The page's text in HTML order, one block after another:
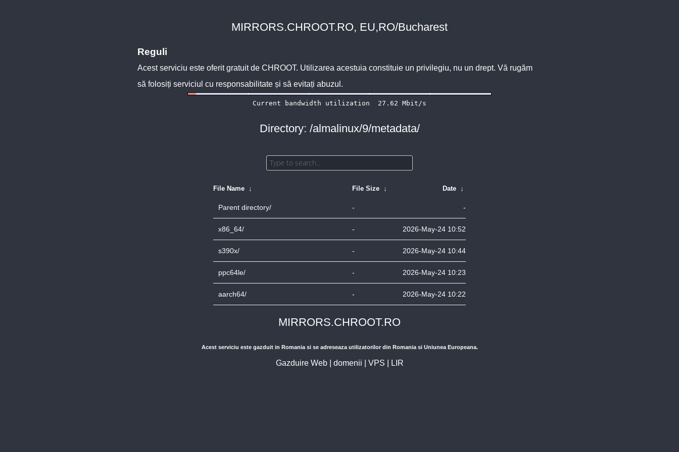
MIRRORS.CHROOT.RO, EU,RO/Bucharest
Reguli
Acest serviciu este oferit gratuit de CHROOT. Utilizarea acestuia constituie un privilegiu, nu un drept. Vă rugăm
să folosiți serviciul cu responsabilitate și să evitați abuzul.
Directory: /almalinux/9/metadata/
File Name ↓ File Size ↓ Date ↓
Parent directory/ - -
x86_64/ - 2026-May-24 10:52
s390x/ - 2026-May-24 10:44
ppc64le/ - 2026-May-24 10:23
aarch64/ - 2026-May-24 10:22
MIRRORS.CHROOT.RO
Acest serviciu este gazduit in Romania si se adreseaza utilizatorilor din Romania si Uniunea Europeana.
Gazduire Web| domenii VPS LIR